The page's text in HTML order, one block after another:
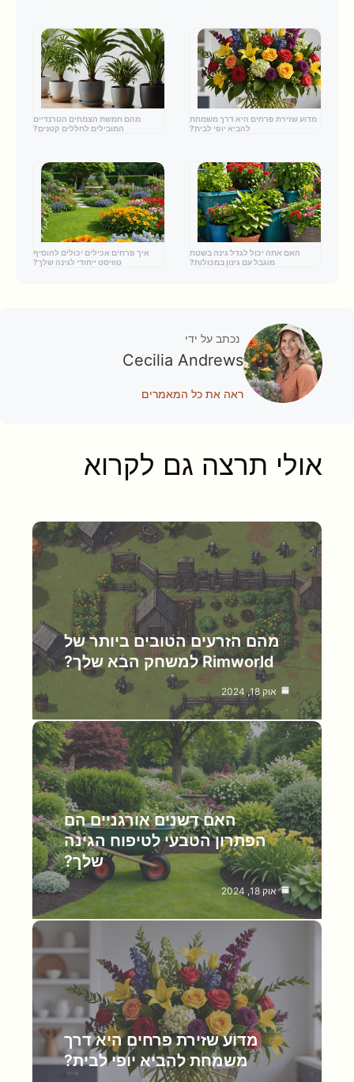
מדוע שזירת פרחים היא דרך משמחת
להביא יופי לבית?
מהם חמשת הצמחים הטרנדיים
המובילים לחללים קטנים?
האם אתה יכול לגדל גינה בשטח
מוגבל עם גינון במכולות?
איך פרחים אכילים יכולים להוסיף
טוויסט ייחודי לגינה שלך?
נכתב על ידי
Cecilia Andrews
ראה את כל המאמרים
אולי תרצה גם לקרוא
מהם הזרעים הטובים ביותר של
Rimworld למשחק הבא שלך?
אוק 18, 2024
האם דשנים אורגניים הם
הפתרון הטבעי לטיפוח הגינה
שלך?
אוק 18, 2024
מדוע שזירת פרחים היא דרך
משמחת להביא יופי לבית?